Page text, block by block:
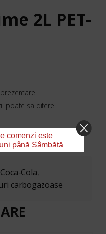
2L PET-
poate sa difere.
Coca-Cola
carbogazoase
comenzi este
până Sâmbătă.